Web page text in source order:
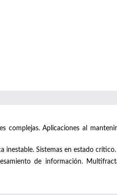
complejas. Aplicaciones al
inestable. Sistemas en estado crítico.
de información.